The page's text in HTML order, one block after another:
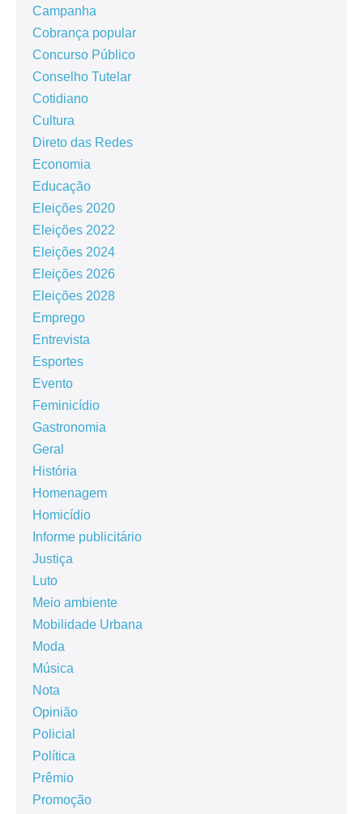
Campanha
Cobrança popular
Concurso Público
Conselho Tutelar
Cotidiano
Cultura
Direto das Redes
Economia
Educação
Eleições 2020
Eleições 2022
Eleições 2024
Eleições 2026
Eleições 2028
Emprego
Entrevista
Esportes
Evento
Feminicídio
Gastronomia
Geral
História
Homenagem
Homicídio
Informe publicitário
Justiça
Luto
Meio ambiente
Mobilidade Urbana
Moda
Música
Nota
Opinião
Policial
Política
Prêmio
Promoção